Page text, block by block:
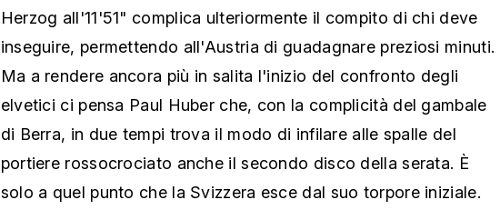
Herzog all'11'51" complica ulteriormente il compito di chi deve
inseguire, permettendo all'Austria di guadagnare preziosi minuti.
Ma a rendere ancora più in salita l'inizio del confronto degli
elvetici ci pensa Paul Huber che, con la complicità del gambale
di Berra, in due tempi trova il modo di infilare alle spalle del
portiere rossocrociato anche il secondo disco della serata. È
solo a quel punto che la Svizzera esce dal suo torpore iniziale.